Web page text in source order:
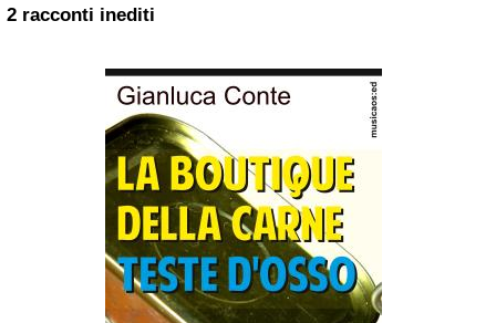
2 racconti inediti